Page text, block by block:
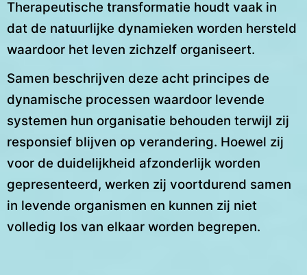
Therapeutische transformatie houdt vaak in
dat de natuurlijke dynamieken worden hersteld
waardoor het leven zichzelf organiseert.
Samen beschrijven deze acht principes de
dynamische processen waardoor levende
systemen hun organisatie behouden terwijl zij
responsief blijven op verandering. Hoewel zij
voor de duidelijkheid afzonderlijk worden
gepresenteerd, werken zij voortdurend samen
in levende organismen en kunnen zij niet
volledig los van elkaar worden begrepen.